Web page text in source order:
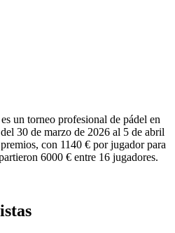
un torneo profesional de pádel en
30 de marzo de 2026 al 5 de abril
con 1140 € por jugador para
6000 € entre 16 jugadores.